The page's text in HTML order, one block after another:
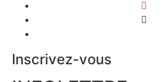
Inscrivez-vous